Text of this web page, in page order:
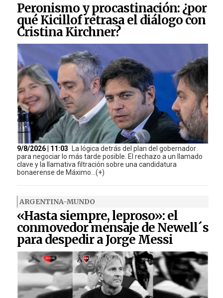
Peronismo y procastinación: ¿por
qué Kicillof retrasa el diálogo con
Cristina Kirchner?
9/8/2026 | 11:03
La lógica detrás del plan del gobernador
para negociar lo más tarde posible. El rechazo a un llamado
clave y la llamativa filtración sobre una candidatura
bonaerense de Máximo...(+)
ARGENTINA-MUNDO
«Hasta siempre, leproso»: el
conmovedor mensaje de Newell´s
para despedir a Jorge Messi